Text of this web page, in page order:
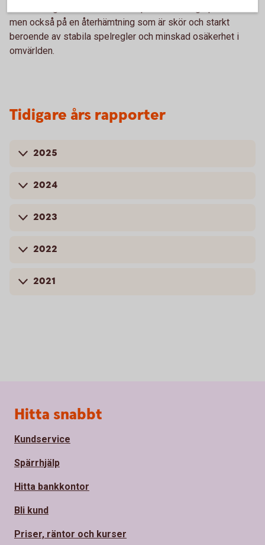
men också på en återhämtning som är skör och starkt
beroende av stabila spelregler och minskad osäkerhet i
omvärlden.
Tidigare års rapporter
2025
2024
2023
2022
2021
Sidfot
Hitta snabbt
Kundservice
Spärrhjälp
Hitta bankkontor
Bli kund
Priser, räntor och kurser